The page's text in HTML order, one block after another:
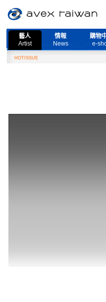
藝人
Artist
情報
News
購物
e-
HOTISSUE